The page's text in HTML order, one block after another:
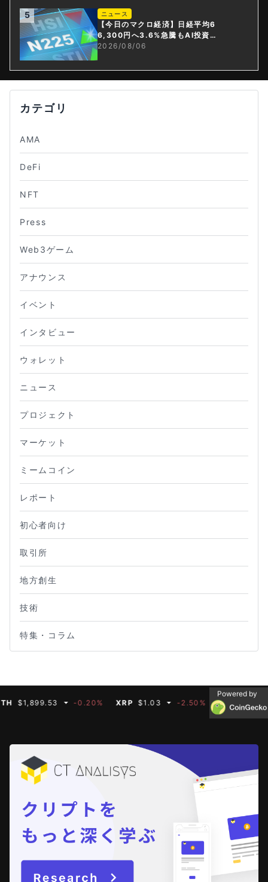
5 ニュース
【今日のマクロ経済】日経平均6
6,300円へ3.6%急騰もAI投資回
収懸念が再燃
2026/08/06
カテゴリ
AMA
DeFi
NFT
Press
Web3ゲーム
アナウンス
イベント
インタビュー
ウォレット
ニュース
プロジェクト
マーケット
ミームコイン
レポート
初心者向け
取引所
地方創生
技術
特集・コラム
-0.20% XRP $1.03 -2.50% BNB $591.35
Powered by